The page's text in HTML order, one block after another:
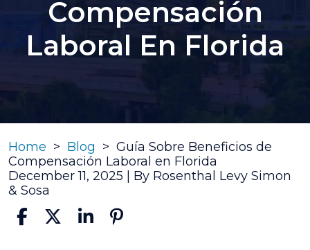
Compensación
Laboral En Florida
Home > Blog > Guía Sobre Beneficios de
Compensación Laboral en Florida
December 11, 2025 | By Rosenthal Levy Simon
& Sosa